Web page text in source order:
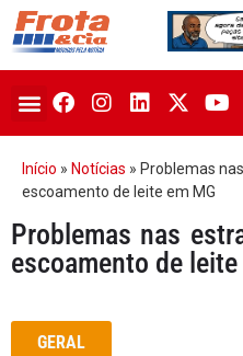
Início » Notícias » Problemas
escoamento de leite em MG
Problemas nas
escoamento de leite
GERAL